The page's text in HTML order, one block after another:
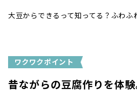
大豆からできるって知ってる？ふわふ
ワクワクポイント
昔ながらの豆腐作りを体